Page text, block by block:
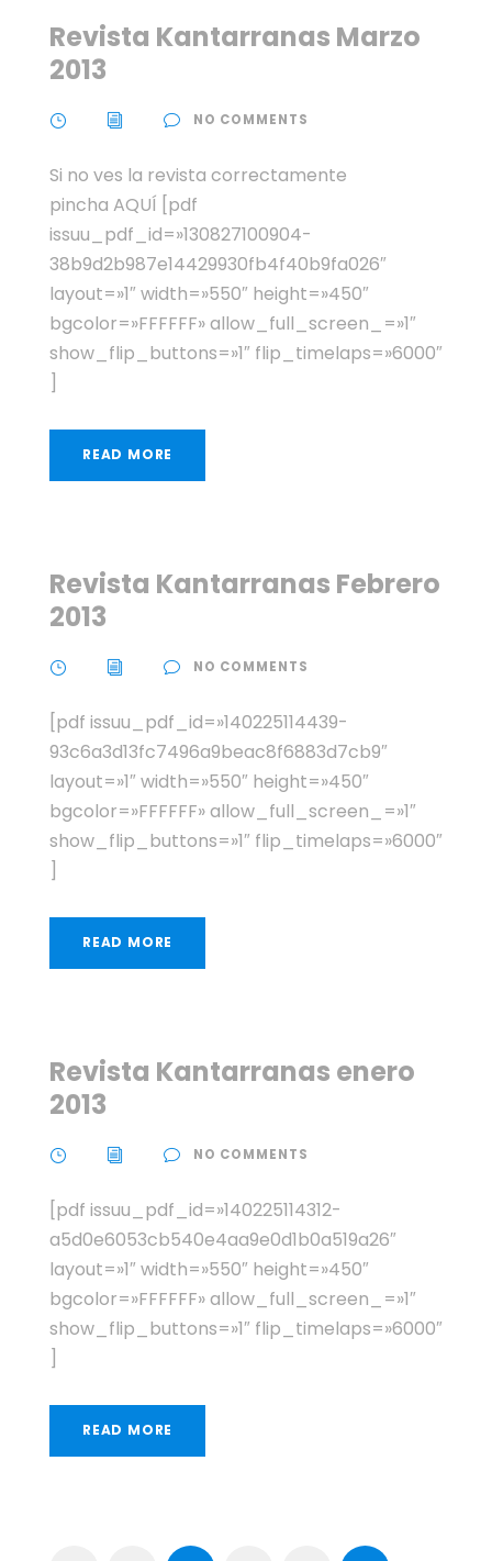
Revista Kantarranas Marzo
2013
NO COMMENTS
Si no ves la revista correctamente
pincha AQUÍ [pdf
issuu_pdf_id=»130827100904-
38b9d2b987e14429930fb4f40b9fa026″
layout=»1″ width=»550″ height=»450″
bgcolor=»FFFFFF» allow_full_screen_=»1″
show_flip_buttons=»1″ flip_timelaps=»6000″
READ MORE
Revista Kantarranas Febrero
2013
NO COMMENTS
[pdf issuu_pdf_id=»140225114439-
93c6a3d13fc7496a9beac8f6883d7cb9″
layout=»1″ width=»550″ height=»450″
bgcolor=»FFFFFF» allow_full_screen_=»1″
show_flip_buttons=»1″ flip_timelaps=»6000″
READ MORE
Revista Kantarranas enero
2013
NO COMMENTS
[pdf issuu_pdf_id=»140225114312-
a5d0e6053cb540e4aa9e0d1b0a519a26″
layout=»1″ width=»550″ height=»450″
bgcolor=»FFFFFF» allow_full_screen_=»1″
show_flip_buttons=»1″ flip_timelaps=»6000″
READ MORE